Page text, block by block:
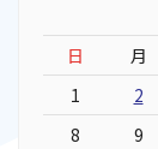
日
月
1
2
8
9